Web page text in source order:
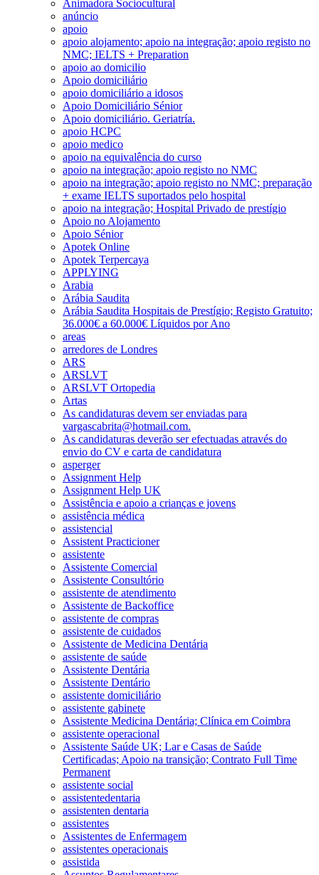
Animadora Sociocultural
anúncio
apoio
apoio alojamento; apoio na integração; apoio registo no
NMC; IELTS + Preparation
apoio ao domicilio
Apoio domiciliário
apoio domiciliário a idosos
Apoio Domiciliário Sénior
Apoio domiciliário. Geriatría.
apoio HCPC
apoio medico
apoio na equivalência do curso
apoio na integração; apoio registo no NMC
apoio na integração; apoio registo no NMC; preparação
+ exame IELTS suportados pelo hospital
apoio na integração; Hospital Privado de prestígio
Apoio no Alojamento
Apoio Sénior
Apotek Online
Apotek Terpercaya
APPLYING
Arabia
Arábia Saudita
Arábia Saudita Hospitais de Prestígio; Registo Gratuito;
36.000€ a 60.000€ Líquidos por Ano
areas
arredores de Londres
ARS
ARSLVT
ARSLVT Ortopedia
Artas
As candidaturas devem ser enviadas para
vargascabrita@hotmail.com.
As candidaturas deverão ser efectuadas através do
envio do CV e carta de candidatura
asperger
Assignment Help
Assignment Help UK
Assistência e apoio a crianças e jovens
assistência médica
assistencial
Assistent Practicioner
assistente
Assistente Comercial
Assistente Consultório
assistente de atendimento
Assistente de Backoffice
assistente de compras
assistente de cuidados
Assistente de Medicina Dentária
assistente de saúde
Assistente Dentária
Assistente Dentário
assistente domiciliário
assistente gabinete
Assistente Medicina Dentária; Clínica em Coimbra
assistente operacional
Assistente Saúde UK; Lar e Casas de Saúde
Certificadas; Apoio na transição; Contrato Full Time
Permanent
assistente social
assistentedentaria
assistenten dentaria
assistentes
Assistentes de Enfermagem
assistentes operacionais
assistida